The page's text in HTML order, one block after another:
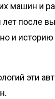
машин и
после
и
эти